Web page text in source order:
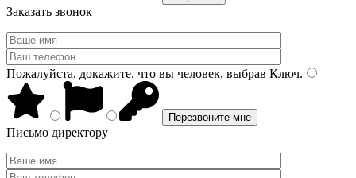
Заказать звонок
Пожалуйста, докажите, что вы человек, выбрав Ключ.
Письмо директору